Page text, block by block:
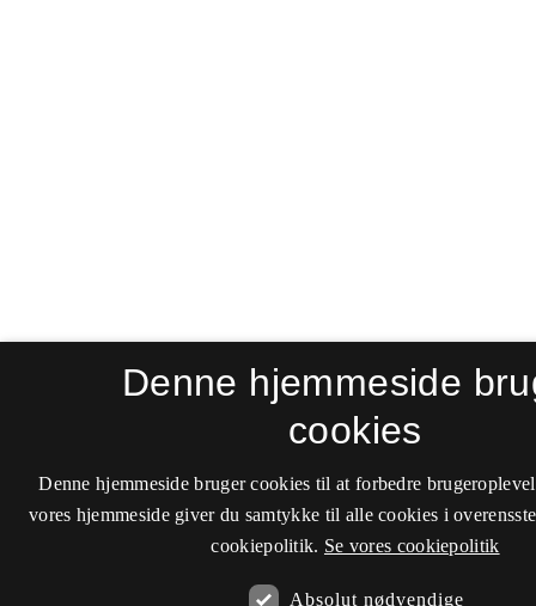
Denne hjemmeside
cookies
Denne hjemmeside bruger cookies til at forbedre
vores hjemmeside giver du samtykke til alle cookies i
cookiepolitik. Se vores cookiepolitik
Absolut nødvendige